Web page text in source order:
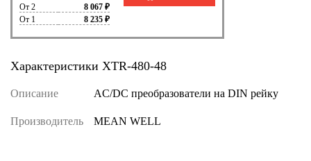
От 2
8 067 ₽
От 1
8 235 ₽
Характеристики XTR-480-48
Описание AC/DC преобразователи на DIN рейку
Производитель MEAN WELL